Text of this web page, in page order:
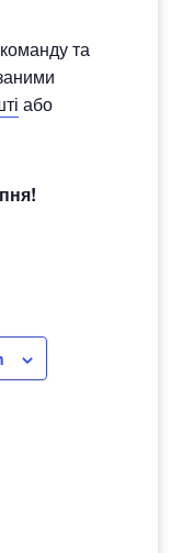
та
або